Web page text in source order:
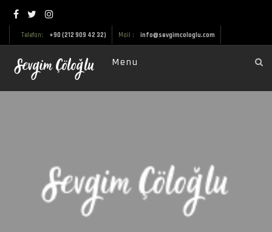
Telefon: +90 (212 909 42 32) Mail : info@sevgimcologlu.com
Menu